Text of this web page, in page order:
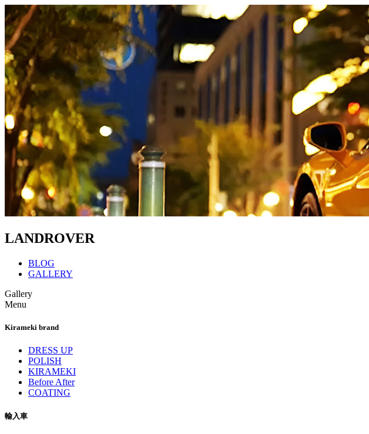
LANDROVER
BLOG
GALLERY
Gallery
Menu
Kirameki brand
DRESS UP
POLISH
KIRAMEKI
Before After
COATING
輸入車